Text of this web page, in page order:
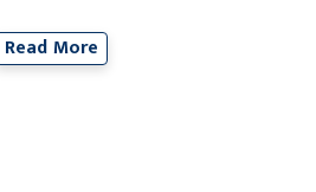
Read More